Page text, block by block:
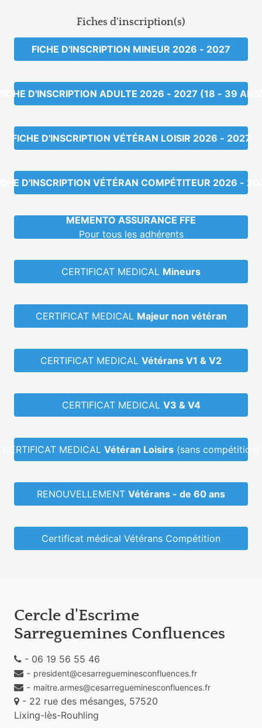
Fiches d'inscription(s)
FICHE D'INSCRIPTION MINEUR 2026 - 2027
D'INSCRIPTION ADULTE 2026 - 2027 (18 - 39
FICHE D'INSCRIPTION VÉTÉRAN LOISIR 2026 - 2027
D'INSCRIPTION VÉTÉRAN COMPÉTITEUR 2026 -
MEMENTO ASSURANCE FFE
Pour tous les adhérents
CERTIFICAT MEDICAL Mineurs
CERTIFICAT MEDICAL Majeur non vétéran
CERTIFICAT MEDICAL Vétérans V1 & V2
CERTIFICAT MEDICAL V3 & V4
CERTIFICAT MEDICAL Vétéran Loisirs(sans compétition)
RENOUVELLEMENT Vétérans - de 60 ans
Certificat médical Vétérans Compétition
Cercle d'Escrime
Sarreguemines Confluences
- 06 19 56 55 46
- president@cesarregueminesconfluences.fr
- maitre.armes@cesarregueminesconfluences.fr
- 22 rue des mésanges, 57520
Lixing-lès-Rouhling